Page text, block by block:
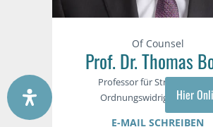
Hier
Of Counsel
Prof. Dr. Thomas
Professor für Strafrecht- und
E-MAIL SCHREIBEN